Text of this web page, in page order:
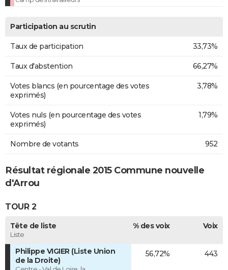
Participation au scrutin
Taux de participation 33,73%
Taux d'abstention 66,27%
Votes blancs (en pourcentage des votes
exprimés)
3,78%
Votes nuls (en pourcentage des votes
exprimés)
1,79%
Nombre de votants 952
Résultat régionale 2015 Commune nouvelle
d'Arrou
TOUR 2
Tête de liste
Liste
% des voix Voix
Philippe VIGIER (Liste Union
de la Droite)
56,72% 443